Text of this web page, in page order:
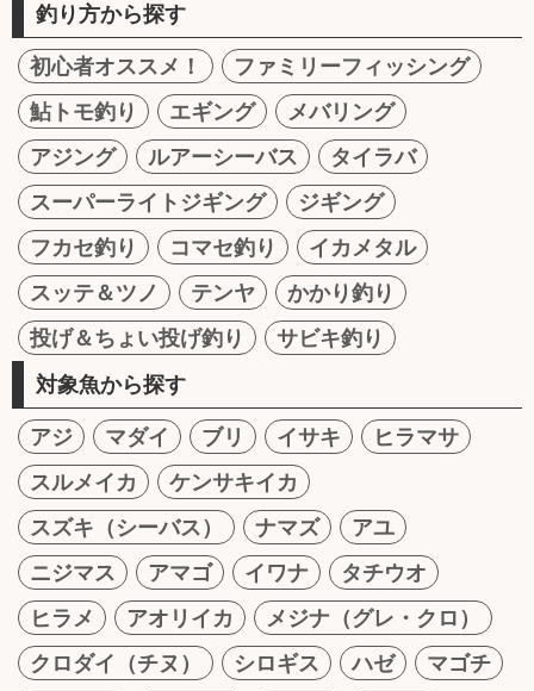
釣り方から探す
初心者オススメ！
ファミリーフィッシング
鮎トモ釣り
エギング
メバリング
アジング
ルアーシーバス
タイラバ
スーパーライトジギング
ジギング
フカセ釣り
コマセ釣り
イカメタル
スッテ＆ツノ
テンヤ
かかり釣り
投げ＆ちょい投げ釣り
サビキ釣り
対象魚から探す
アジ マダイ ブリ イサキ
ヒラマサ
スルメイカ
ケンサキイカ
スズキ（シーバス）
ナマズ
アユ
ニジマス
アマゴ イワナ
タチウオ
ヒラメ
アオリイカ
メジナ（グレ・クロ）
クロダイ（チヌ）
シロギス ハゼ
マゴチ